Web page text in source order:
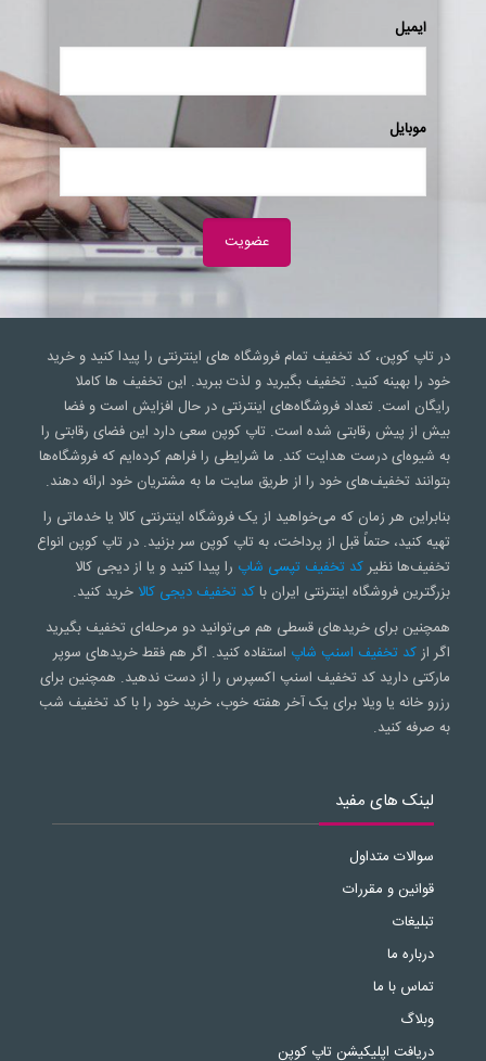
ایمیل
موبایل
در تاپ کوپن، کد تخفیف تمام فروشگاه های اینترنتی را پیدا کنید و خرید
خود را بهینه کنید. تخفیف بگیرید و لذت ببرید. این تخفیف ها کاملا
رایگان است. تعداد فروشگاه‌های اینترنتی در حال افزایش است و فضا
بیش از پیش رقابتی شده است. تاپ کوپن سعی‌ دارد این فضای رقابتی را
به شیوه‌ای درست هدایت کند. ما شرایطی را فراهم کرده‌ایم که فروشگاه‌ها
بتوانند تخفیف‌های خود را از طریق سایت ما به مشتریان خود ارائه دهند.
بنابراین هر زمان که می‌خواهید از یک فروشگاه اینترنتی کالا یا خدماتی را
تهیه کنید، حتماً قبل از پرداخت، به تاپ کوپن سر بزنید. در تاپ کوپن انواع
تخفیف‌ها نظیرکد تخفیف تپسی شاپ را پیدا کنید و یا از دیجی کالا
بزرگترین فروشگاه اینترنتی ایران باکد تخفیف دیجی کالا خرید کنید.
همچنین برای خریدهای قسطی هم می‌توانید دو مرحله‌ای تخفیف بگیرید
اگر ازکد تخفیف اسنپ شاپ استفاده کنید. اگر هم فقط خریدهای سوپر
مارکتی دارید کد تخفیف اسنپ اکسپرس را از دست ندهید. همچنین برای
رزرو خانه یا ویلا برای یک آخر هفته خوب، خرید خود را با کد تخفیف شب
به صرفه کنید.
لینک های مفید
سوالات متداول
قوانین و مقررات
تبلیغات
درباره ما
تماس با ما
وبلاگ
دریافت اپلیکیشن تاپ کوپن